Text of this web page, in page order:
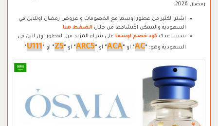
رمضان 2026.
اشتر الكثير من عطور اوسما مع الخصومات و عروض رمضان اونلاين في
السعودية والممكن اكتشافها من خلال الضغط هنا
سيساعدك كود خصم اوسما على شراء المزيد من العطور اون لاين في
السعودية وهو: "
AC
" او "
ACA
" او "
ARC5
" او "
Z5
" او "
U111
"